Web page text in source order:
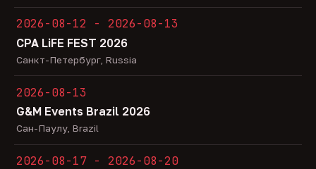
2026-08-12 - 2026-08-13
CPA LiFE FEST 2026
Санкт-Петербург, Russia
2026-08-13
G&M Events Brazil 2026
Сан-Паулу, Brazil
2026-08-17 - 2026-08-20